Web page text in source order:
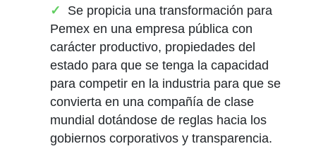
Se propicia una transformación para
Pemex en una empresa pública con
carácter productivo, propiedades del
estado para que se tenga la capacidad
para competir en la industria para que se
convierta en una compañía de clase
mundial dotándose de reglas hacia los
gobiernos corporativos y transparencia.